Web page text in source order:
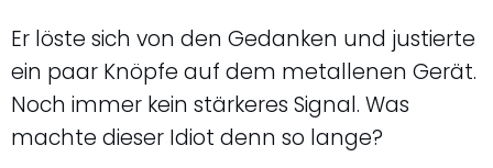
Er löste sich von den Gedanken und justierte
ein paar Knöpfe auf dem metallenen Gerät.
Noch immer kein stärkeres Signal. Was
machte dieser Idiot denn so lange?